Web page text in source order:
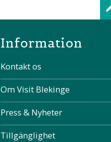
Information
Kontakt os
Om Visit Blekinge
Press & Nyheter
Tillgänglighet